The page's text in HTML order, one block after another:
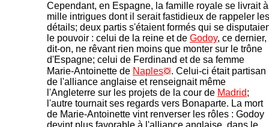
Cependant, en Espagne, la famille royale se livrait à
mille intrigues dont il serait fastidieux de rappeler les
détails; deux partis s'étaient formés qui se
le pouvoir : celui de la reine et de Godoy, ce dernier,
dit-on, ne rêvant rien moins que monter sur le trône
d'Espagne; celui de Ferdinand et de sa femme
Marie-Antoinette de Naples
. Celui-ci était partisan
de l'alliance anglaise et renseignait même
l'Angleterre sur les projets de la cour de Madrid;
l'autre tournait ses regards vers Bonaparte. La mort
de Marie-Antoinette vint renverser les rôles : Godoy